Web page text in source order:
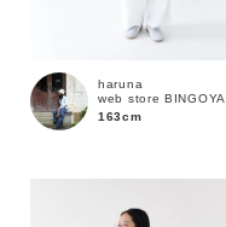
haruna
web store BINGOYA
163cm